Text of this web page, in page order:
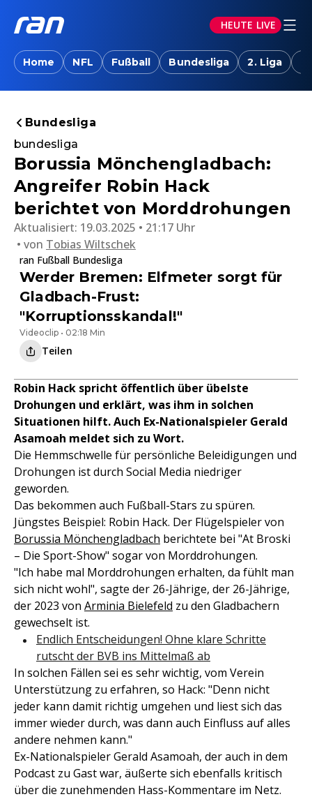
HEUTE LIVE
Home NFL Fußball Bundesliga 2. Liga
Bundesliga
bundesliga
Borussia Mönchengladbach:
Angreifer Robin Hack
berichtet von Morddrohungen
Aktualisiert: 19.03.2025 • 21:17 Uhr
von Tobias Wiltschek
ran Fußball Bundesliga
Werder Bremen: Elfmeter sorgt für
Gladbach-Frust:
"Korruptionsskandal!"
Videoclip • 02:18 Min
Teilen
Robin Hack spricht öffentlich über übelste
Drohungen und erklärt, was ihm in solchen
Situationen hilft. Auch Ex-Nationalspieler Gerald
Asamoah meldet sich zu Wort.
Die Hemmschwelle für persönliche Beleidigungen und
Drohungen ist durch Social Media niedriger
geworden.
Das bekommen auch Fußball-Stars zu spüren.
Jüngstes Beispiel: Robin Hack. Der Flügelspieler von
Borussia Mönchengladbach berichtete bei "At Broski
– Die Sport-Show" sogar von Morddrohungen.
"Ich habe mal Morddrohungen erhalten, da fühlt man
sich nicht wohl", sagte der 26-Jährige, der 26-Jährige,
der 2023 von Arminia Bielefeld zu den Gladbachern
gewechselt ist.
Endlich Entscheidungen! Ohne klare Schritte
rutscht der BVB ins Mittelmaß ab
In solchen Fällen sei es sehr wichtig, vom Verein
Unterstützung zu erfahren, so Hack: "Denn nicht
jeder kann damit richtig umgehen und liest sich das
immer wieder durch, was dann auch Einfluss auf alles
andere nehmen kann."
Ex-Nationalspieler Gerald Asamoah, der auch in dem
Podcast zu Gast war, äußerte sich ebenfalls kritisch
über die zunehmenden Hass-Kommentare im Netz.